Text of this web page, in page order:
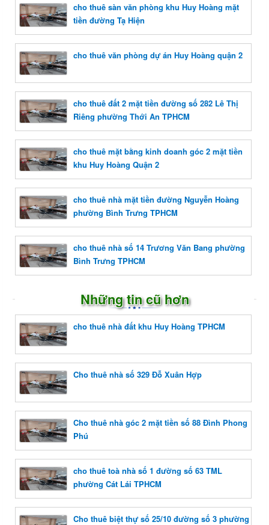
cho thuê sàn văn phòng khu Huy Hoàng mặt
tiền đường Tạ Hiện
cho thuê văn phòng dự án Huy Hoàng quận 2
cho thuê đất 2 mặt tiền đường số 282 Lê Thị
Riêng phường Thới An TPHCM
cho thuê mặt bằng kinh doanh góc 2 mặt tiền
khu Huy Hoàng Quận 2
cho thuê nhà mặt tiền đường Nguyễn Hoàng
phường Bình Trưng TPHCM
cho thuê nhà số 14 Trương Văn Bang phường
Bình Trưng TPHCM
Những tin cũ hơn
cho thuê nhà đất khu Huy Hoàng TPHCM
Cho thuê nhà số 329 Đỗ Xuân Hợp
Cho thuê nhà góc 2 mặt tiền số 88 Đình Phong
Phú
cho thuê toà nhà số 1 đường số 63 TML
phường Cát Lái TPHCM
Cho thuê biệt thự số 25/10 đường số 3 phường